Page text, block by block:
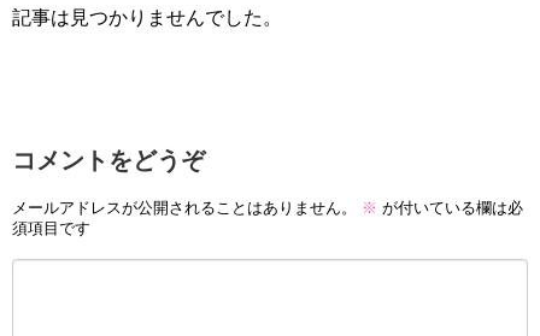
記事は見つかりませんでした。
コメントをどうぞ
メールアドレスが公開されることはありません。 ※ が付いている欄は必
須項目です